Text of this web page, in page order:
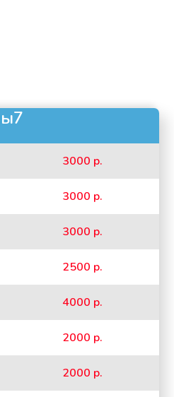
3000 р.
3000 р.
3000 р.
2500 р.
4000 р.
2000 р.
2000 р.